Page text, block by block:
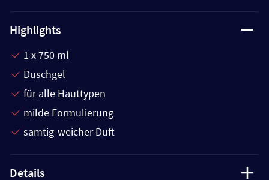
Highlights
1 x 750 ml
Duschgel
für alle Hauttypen
milde Formulierung
samtig-weicher Duft
Details